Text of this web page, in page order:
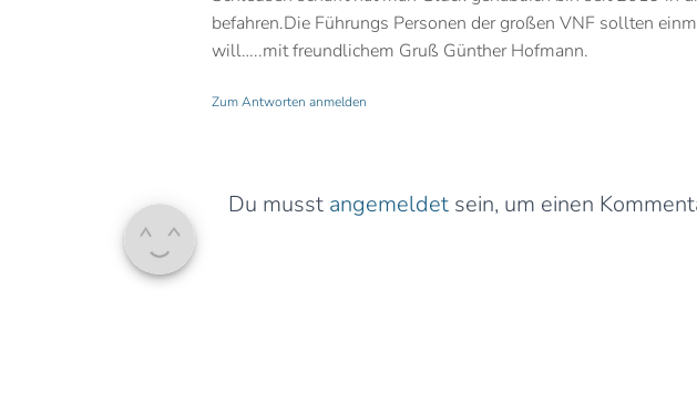
befahren.Die Führungs Personen der großen VNF sollten
will…..mit freundlichem Gruß Günther Hofmann.
Zum Antworten anmelden
Du musst angemeldet sein, um einen